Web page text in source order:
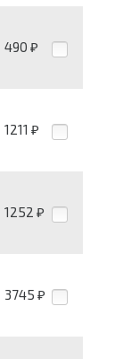
490 ₽
1211 ₽
1252 ₽
3745 ₽